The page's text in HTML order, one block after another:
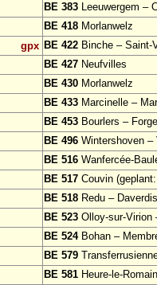
BE 383 Leeuwergem –
BE 418 Morlanwelz
gpx BE 422 Binche – Saint-
BE 427 Neufvilles
BE 430 Morlanwelz
BE 433 Marcinelle –
BE 453 Bourlers –
BE 496 Wintershoven –
BE 516 Wanfercée-
BE 517 Couvin
BE 518 Redu –
BE 523 Olloy-sur-Virion
BE 524Bohan –
BE 579
BE 581 Heure-le-